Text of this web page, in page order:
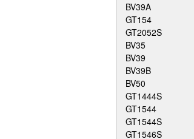
BV39A
GT154
GT2052S
BV35
BV39
BV39B
BV50
GT1444S
GT1544
GT1544S
GT1546S